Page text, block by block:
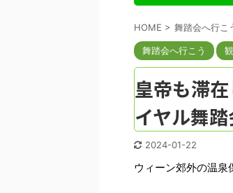
HOME > 舞踏会へ行こ
舞踏会へ行こう
皇帝も滞
イヤル舞
2024-01-22
ウィーン郊外の温泉